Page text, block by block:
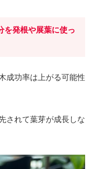
を発根や展葉に使っ
成功率は上がる可能性
されて葉芽が成長しな